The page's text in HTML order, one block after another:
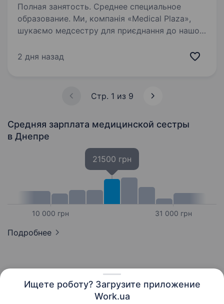
Ищете роботу? Загрузите приложение
Work.ua
Полная занятость. Среднее специальное
образование. Ми, компанія «Medical Plaza»,
шукаємо медсестру для приєднання до нашої
полягає у забезпеченні того, щоб ми залучили
2 дня назад
Стр. 1 из 9
Средняя зарплата медицинской сестры
в Днепре
10 000 грн
21500 грн
31 000 грн
Подробнее